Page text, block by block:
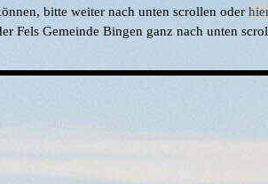
bitte weiter nach unten scrollen oder
Fels Gemeinde Bingen ganz nach unten